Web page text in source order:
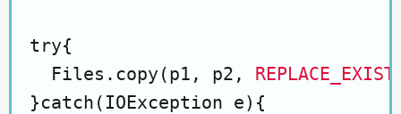
try{
  Files.copy(p1, p2,
}catch(IOException e){